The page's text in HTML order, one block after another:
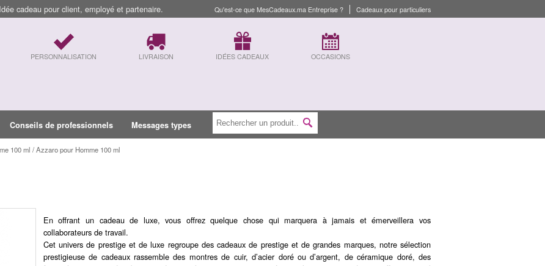
cadeau pour client, employé et partenaire. Cadeaux pour particuliers
Qu'est-ce que MesCadeaux.ma Entreprise ?
PERSONNALISATION LIVRAISON IDÉES CADEAUX OCCASIONS
Conseils de professionnels Messages types
100 ml / Azzaro pour Homme 100 ml
En offrant un cadeau de luxe, vous offrez quelque chose qui marquera à jamais et émerveillera vos
collaborateurs de travail.
Cet univers de prestige et de luxe regroupe des cadeaux de prestige et de grandes marques, notre sélection
prestigieuse de cadeaux rassemble des montres de cuir, d’acier doré ou d’argent, de céramique doré, des